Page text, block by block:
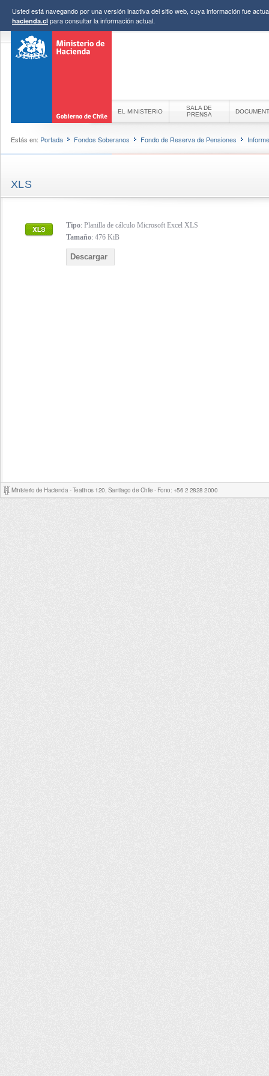
Usted está navegando por una versión inactiva del sitio web, cuya información fue
hacienda.cl para consultar la información actual.
EL MINISTERIO
SALA DE
PRENSA
Estás en: Portada Fondos Soberanos Fondo de Reserva de Pensiones
XLS
Tipo: Planilla de cálculo Microsoft Excel XLS
Tamaño: 476 KiB
Descargar
Ministerio de Hacienda - Teatinos 120, Santiago de Chile - Fono: +56 2 2828 2000